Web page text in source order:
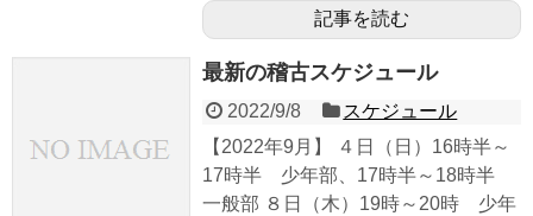
記事を読む
最新の稽古スケジュール
2022/9/8
スケジュール
【2022年9月】 ４日（日）16時半～
17時半 少年部、17時半～18時半
一般部 ８日（木）19時～20時 少年